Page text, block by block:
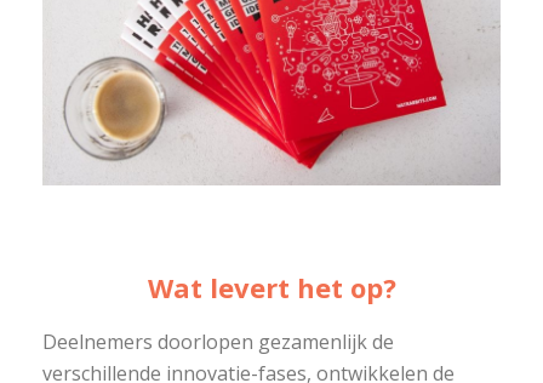
Wat levert het op?
Deelnemers doorlopen gezamenlijk de
verschillende innovatie-fases, ontwikkelen de